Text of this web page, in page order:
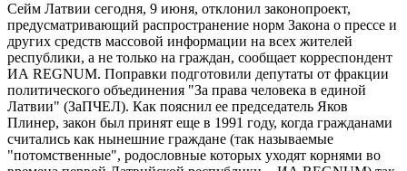
Сейм Латвии сегодня, 9 июня, отклонил законопроект,
предусматривающий распространение норм Закона о прессе и
других средств массовой информации на всех жителей
республики, а не только на граждан, сообщает корреспондент
ИА REGNUM. Поправки подготовили депутаты от фракции
политического объединения "За права человека в единой
Латвии" (ЗаПЧЕЛ). Как пояснил ее председатель Яков
Плинер, закон был принят еще в 1991 году, когда гражданами
считались как нынешние граждане (так называемые
"потомственные", родословные которых уходят корнями во